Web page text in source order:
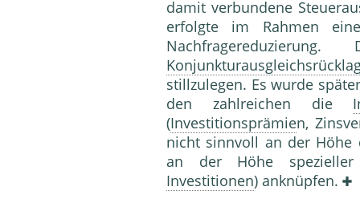
damit verbundene
erfolgte im Rahmen
stillzulegen. Es wurde
den zahlreichen die
(Investitionsprämien,
nicht sinnvoll an der
an der Höhe
Investitionen) anknüpfen.